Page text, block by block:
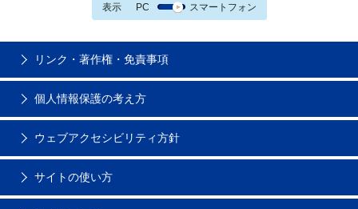
表示 PC スマートフォン
リンク・著作権・免責事項
個人情報保護の考え方
ウェブアクセシビリティ方針
サイトの使い方